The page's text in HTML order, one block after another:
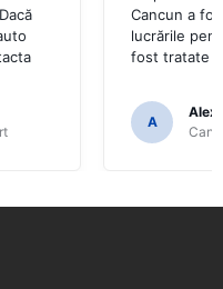
Cancun a
lucrările
fost tratate
A
Alex